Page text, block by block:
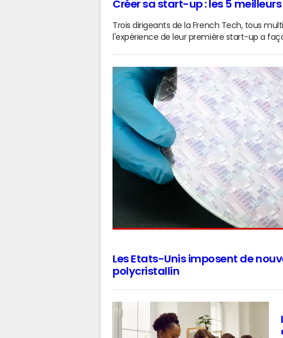
Créer sa start-up : les 5
Trois dirigeants de la French Tech, tous
l'expérience de leur première start-up a
Les Etats-Unis imposent de
polycristallin